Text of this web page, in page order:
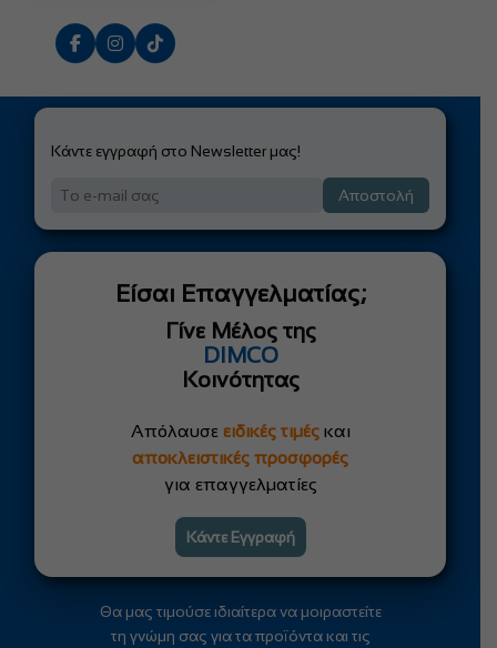
Κάντε εγγραφή στο Newsletter μας!
Αποστολή
Είσαι Επαγγελματίας;
Γίνε Μέλος της
DIMCO
Κοινότητας
Απόλαυσε ειδικές τιμέςκαι
αποκλειστικές προσφορές
για επαγγελματίες
Κάντε Εγγραφή
Θα μας τιμούσε ιδιαίτερα να μοιραστείτε
τη γνώμη σας για τα προϊόντα και τις